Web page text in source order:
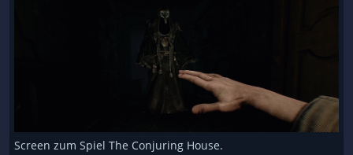
Screen zum Spiel The Conjuring House.